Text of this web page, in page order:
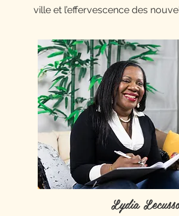
ville et l’effervescence des
Lydia